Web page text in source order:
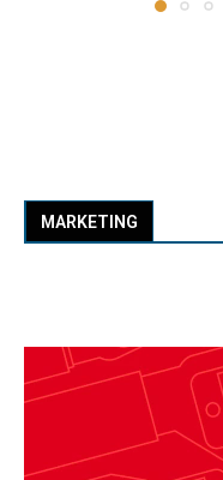
MARKETING